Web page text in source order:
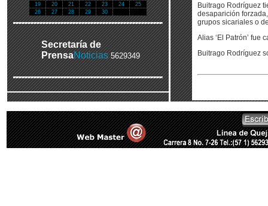
19
20 21 22 23 24
25
26
27 28 29 30
Secretaría de
PrensaNoticias 5629349
Buitrago Rodríguez
desaparición
grupos sicariales o
Alias ‘El Patrón’ fue
Buitrago Rodríguez